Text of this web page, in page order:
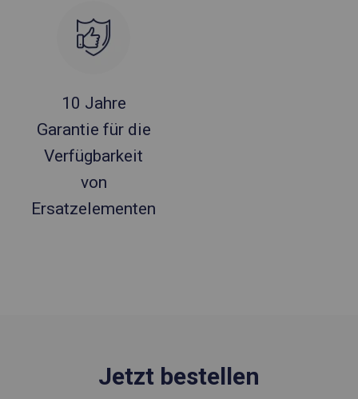
10 Jahre
Garantie für die
Verfügbarkeit
von
Ersatzelementen
Jetzt bestellen